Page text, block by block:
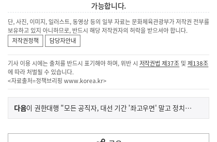
가능합니다.
단, 사진, 이미지, 일러스트, 동영상 등의 일부 자료는 문화체육관광부가 저작권 전부를
보유하고 있지 아니하므로, 반드시 해당 저작권자의 허락을 받으셔야 합니다.
저작권정책
담당자안내
기사 이용 시에는 출처를 반드시 표기해야 하며, 위반 시 저작권법 제37조 및제138조
에 따라 처벌될 수 있습니다.
<자료출처=정책브리핑 www.korea.kr>
이
전
다
다음기
사
이 권한대행 "모든 공직자, 대선 기간 '좌고우면' 말고 정치적 중립을"